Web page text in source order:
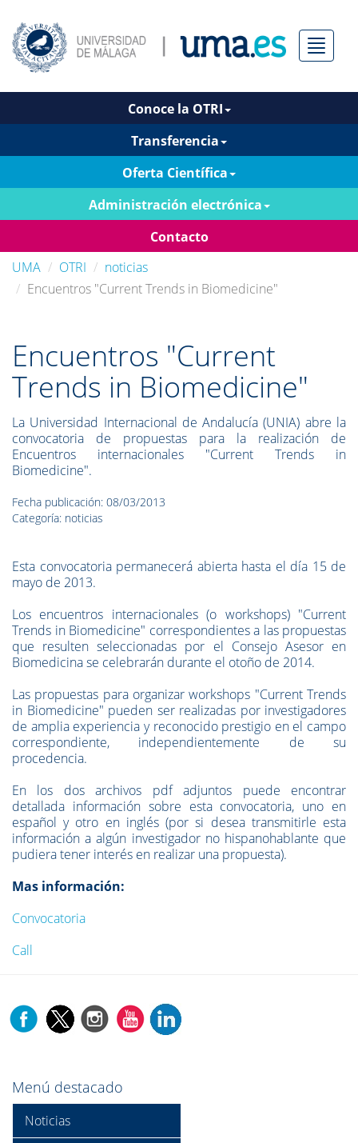
Menú
Conoce la OTRI
Transferencia
Oferta Científica
Administración electrónica
Contacto
UMA
OTRI
noticias
Encuentros "Current Trends in Biomedicine"
Encuentros "Current
Trends in Biomedicine"
La Universidad Internacional de Andalucía (UNIA) abre la
convocatoria de propuestas para la realización de
Encuentros internacionales "Current Trends in
Biomedicine".
Fecha publicación: 08/03/2013
Categoría: noticias
Esta convocatoria permanecerá abierta hasta el día 15 de
mayo de 2013.
Los encuentros internacionales (o workshops) "Current
Trends in Biomedicine" correspondientes a las propuestas
que resulten seleccionadas por el Consejo Asesor en
Biomedicina se celebrarán durante el otoño de 2014.
Las propuestas para organizar workshops "Current Trends
in Biomedicine" pueden ser realizadas por investigadores
de amplia experiencia y reconocido prestigio en el campo
correspondiente, independientemente de su
procedencia.
En los dos archivos pdf adjuntos puede encontrar
detallada información sobre esta convocatoria, uno en
español y otro en inglés (por si desea transmitirle esta
información a algún investigador no hispanohablante que
pudiera tener interés en realizar una propuesta).
Mas información:
Convocatoria
Call
Menú destacado
Noticias